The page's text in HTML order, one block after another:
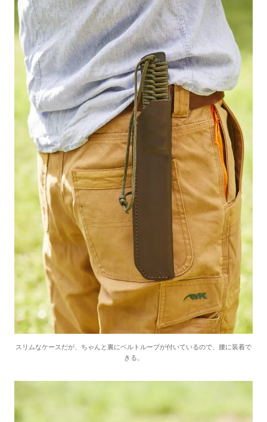
スリムなケースだが、ちゃんと裏にベルトループが付いているので、腰に装着で
きる。